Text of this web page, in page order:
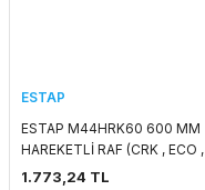
ESTAP
ESTAP M44HRK60 600 MM
HAREKETLİ RAF (CRK , ECO ,
EURO) SERİSİ
1.773,24 TL